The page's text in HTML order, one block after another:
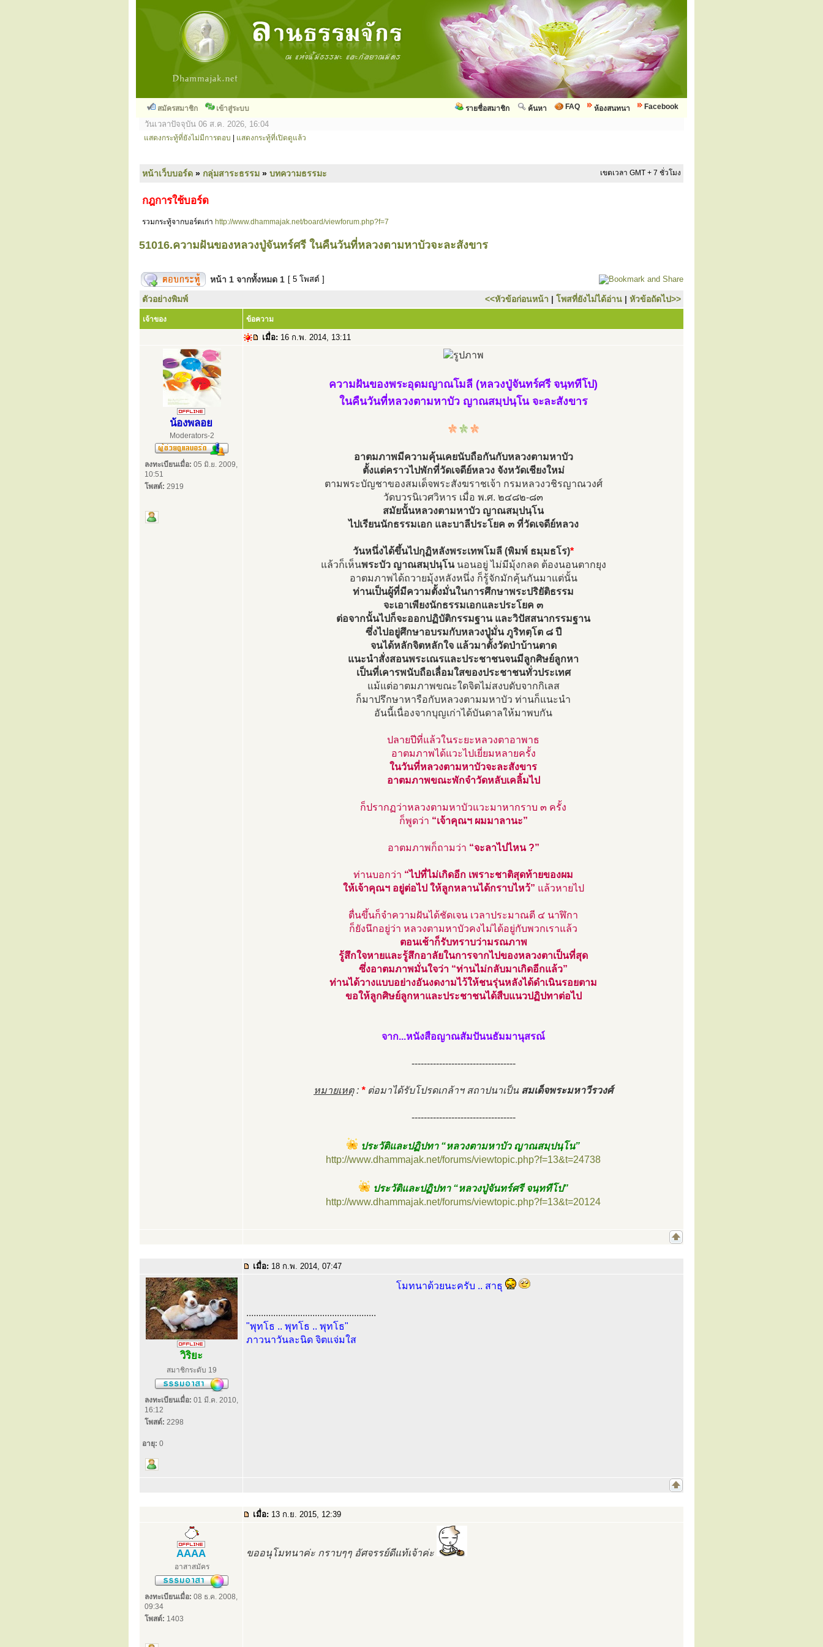
สมัครสมาชิก เข้าสู่ระบบ Facebook
ห้องสนทนา
FAQ
ค้นหา
รายชื่อสมาชิก
วันเวลาปัจจุบัน 06 ส.ค. 2026, 16:04
แสดงกระทู้ที่ยังไม่มีการตอบ แสดงกระทู้ที่เปิดดูแล้ว
หน้าเว็บบอร์ด » กลุ่มสาระธรรม » บทความธรรมะ เขตเวลา GMT + 7 ชั่วโมง
กฎการใช้บอร์ด
รวมกระทู้จากบอร์ดเก่า http://www.dhammajak.net/board/viewforum.php?f=7
51016.ความฝันของหลวงปู่จันทร์ศรี ในคืนวันที่หลวงตามหาบัวจะละสังขาร
หน้า 1 จากทั้งหมด 1 [ 5 โพสต์ ]
ตัวอย่างพิมพ์ <<หัวข้อก่อนหน้า | โพสที่ยังไม่ได้อ่าน | หัวข้อถัดไป>>
เจ้าของ ข้อความ
เมื่อ: 16 ก.พ. 2014, 13:11
น้องพลอย
Moderators-2
ลงทะเบียนเมื่อ: 05 มิ.ย. 2009,
10:51
โพสต์: 2919
ความฝันของพระอุดมญาณโมลี (หลวงปู่จันทร์ศรี จนฺททีโป)
ในคืนวันที่หลวงตามหาบัว ญาณสมฺปนฺโน จะละสังขาร
อาตมภาพมีความคุ้นเคยนับถือกันกับหลวงตามหาบัว
ตั้งแต่คราวไปพักที่วัดเจดีย์หลวง จังหวัดเชียงใหม่
ตามพระบัญชาของสมเด็จพระสังฆราชเจ้า กรมหลวงวชิรญาณวงศ์
วัดบวรนิเวศวิหาร เมื่อ พ.ศ. ๒๔๘๒-๘๓
สมัยนั้นหลวงตามหาบัว ญาณสมฺปนฺโน
ไปเรียนนักธรรมเอก และบาลีประโยค ๓ ที่วัดเจดีย์หลวง
วันหนึ่งได้ขึ้นไปกุฏิหลังพระเทพโมลี (พิมพ์ ธมฺมธโร)*
แล้วก็เห็นพระบัว ญาณสมฺปนฺโนนอนอยู่ ไม่มีมุ้งกลด ต้องนอนตากยุง
อาตมภาพได้ถวายมุ้งหลังหนึ่ง ก็รู้จักมักคุ้นกันมาแต่นั้น
ท่านเป็นผู้ที่มีความตั้งมั่นในการศึกษาพระปริยัติธรรม
จะเอาเพียงนักธรรมเอกและประโยค ๓
ต่อจากนั้นไปก็จะออกปฏิบัติกรรมฐาน และวิปัสสนากรรมฐาน
ซึ่งไปอยู่ศึกษาอบรมกับหลวงปู่มั่น ภูริทตฺโต ๘ ปี
จนได้หลักจิตหลักใจ แล้วมาตั้งวัดป่าบ้านตาด
แนะนำสั่งสอนพระเณรและประชาชนจนมีลูกศิษย์ลูกหา
เป็นที่เคารพนับถือเลื่อมใสของประชาชนทั่วประเทศ
แม้แต่อาตมภาพขณะใดจิตไม่สงบดับจากกิเลส
ก็มาปรึกษาหารือกับหลวงตามมหาบัว ท่านก็แนะนำ
อันนี้เนื่องจากบุญเก่าได้บันดาลให้มาพบกัน
ปลายปีที่แล้วในระยะหลวงตาอาพาธ
อาตมภาพได้แวะไปเยี่ยมหลายครั้ง
ในวันที่หลวงตามหาบัวจะละสังขาร
อาตมภาพขณะพักจำวัดหลับเคลิ้มไป
ก็ปรากฏว่าหลวงตามหาบัวแวะมาหากราบ ๓ ครั้ง
ก็พูดว่า “เจ้าคุณฯ ผมมาลานะ”
อาตมภาพก็ถามว่า “จะลาไปไหน ?”
ท่านบอกว่า “ไปที่ไม่เกิดอีก เพราะชาติสุดท้ายของผม
ให้เจ้าคุณฯ อยู่ต่อไป ให้ลูกหลานได้กราบไหว้” แล้วหายไป
ตื่นขึ้นก็จำความฝันได้ชัดเจน เวลาประมาณตี ๔ นาฬิกา
ก็ยังนึกอยู่ว่า หลวงตามหาบัวคงไม่ได้อยู่กับพวกเราแล้ว
ตอนเช้าก็รับทราบว่ามรณภาพ
รู้สึกใจหายและรู้สึกอาลัยในการจากไปของหลวงตาเป็นที่สุด
ซึ่งอาตมภาพมั่นใจว่า “ท่านไม่กลับมาเกิดอีกแล้ว”
ท่านได้วางแบบอย่างอันงดงามไว้ให้ชนรุ่นหลังได้ดำเนินรอยตาม
ขอให้ลูกศิษย์ลูกหาและประชาชนได้สืบแนวปฏิปทาต่อไป
จาก...หนังสือญาณสัมปันนธัมมานุสรณ์
----------------------------------
หมายเหตุ: *ต่อมาได้รับโปรดเกล้าฯ สถาปนาเป็น สมเด็จพระมหาวีรวงศ์
----------------------------------
ประวัติและปฏิปทา “หลวงตามหาบัว ญาณสมฺปนฺโน”
http://www.dhammajak.net/forums/viewtopic.php?f=13&t=24738
ประวัติและปฏิปทา “หลวงปู่จันทร์ศรี จนฺททีโป”
http://www.dhammajak.net/forums/viewtopic.php?f=13&t=20124
เมื่อ: 18 ก.พ. 2014, 07:47
วิริยะ
สมาชิกระดับ 19
ลงทะเบียนเมื่อ: 01 มี.ค. 2010,
16:12
โพสต์: 2298
อายุ: 0
โมทนาด้วยนะครับ .. สาธุ
.....................................................
"พุทโธ .. พุทโธ .. พุทโธ"
ภาวนาวันละนิด จิตแจ่มใส
เมื่อ: 13 ก.ย. 2015, 12:39
AAAA
อาสาสมัคร
ลงทะเบียนเมื่อ: 08 ธ.ค. 2008,
09:34
โพสต์: 1403
ขออนุโมทนาค่ะ กราบๆๆ อัศจรรย์ดีแท้เจ้าค่ะ